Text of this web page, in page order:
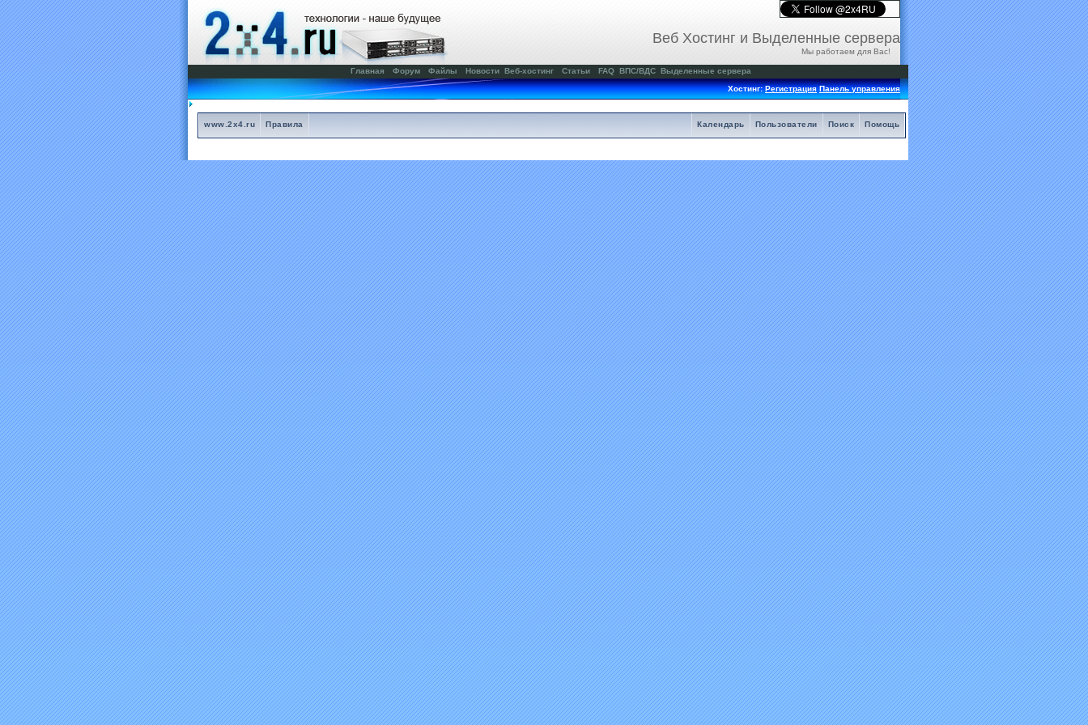
Веб Хостинг и Выделенные сервера
Мы работаем для Вас!
Главная Форум Файлы Новости Веб-хостинг Статьи FAQ ВПС/ВДС Выделенные сервера
Хостинг:Регистрация Панель управления
www.2x4.ru Правила Помощь
Поиск
Пользователи
Календарь